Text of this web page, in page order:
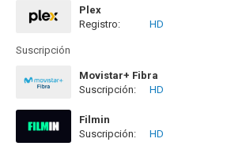
Plex
Registro:
HD
Suscripción
Movistar+ Fibra
Disponible hasta el Mié, 01 Sep 2066
Suscripción: HD
Filmin
Disponible hasta el Mié, 31 Dic 2031
Suscripción: HD